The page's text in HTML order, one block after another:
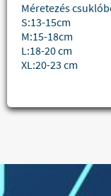
Méretezés
S:13-15cm
M:15-18cm
L:18-20 cm
XL:20-23 cm